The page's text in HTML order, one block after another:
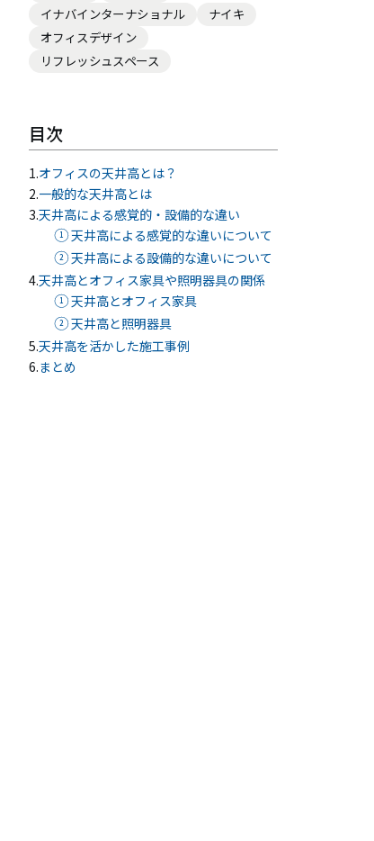
COLUMN コラム
無料相談・お問い合わせ
オフィスデザイン/費用の
シミュレーション
資料請求・ダウンロード
イナバインターナショナル
ナイキ
オフィスデザイン
リフレッシュスペース
目次
オフィスの天井高とは？
一般的な天井高とは
天井高による感覚的・設備的な違い
天井高による感覚的な違いについて
天井高による設備的な違いについて
天井高とオフィス家具や照明器具の関係
天井高とオフィス家具
天井高と照明器具
天井高を活かした施工事例
まとめ